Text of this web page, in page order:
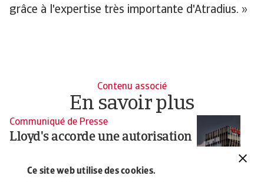
Ce site web utilise des cookies.
grâce à l'expertise très importante d'Atradius. »
Contenu associé
En savoir plus
Communiqué de Presse
Lloyd's accorde une autorisation
Syndicate 1864